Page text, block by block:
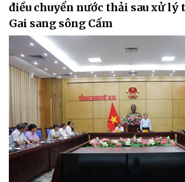
điều chuyển nước thải sau xử lý
Gai sang sông Cấm